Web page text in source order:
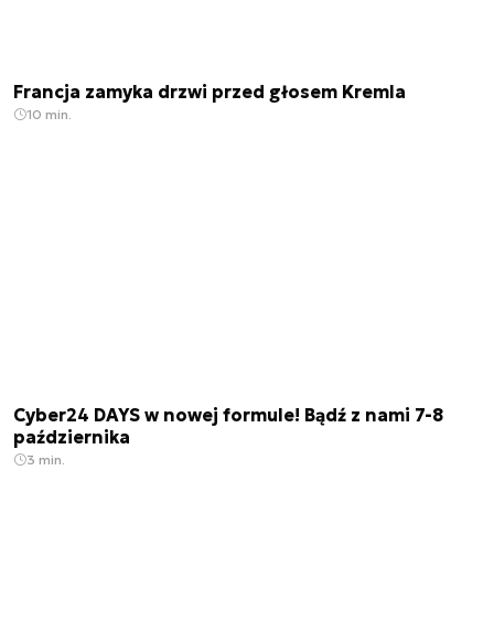
Francja zamyka drzwi przed głosem Kremla
10 min.
Cyber24 DAYS w nowej formule! Bądź z nami 7-8
października
3 min.